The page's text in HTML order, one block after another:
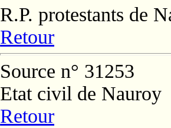
R.P. protestants de
Retour
Source n° 31253
Etat civil de Nauroy
Retour